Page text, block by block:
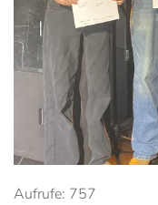
Aufrufe: 757